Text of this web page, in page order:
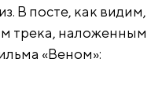
В посте, как видим,
трека, наложенным
«Веном»: